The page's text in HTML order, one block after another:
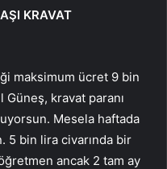
KRAVAT
maksimum ücret 9 bin
Güneş, kravat paranı
Mesela haftada
5 bin lira civarında bir
ancak 2 tam ay